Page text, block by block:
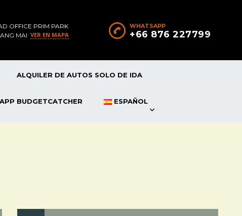
WHATSAPP
+66 876 227799
OFFICE PRIM PARK
MAI VER EN MAPA
ALQUILER DE AUTOS SOLO DE IDA
BUDGETCATCHER ESPAÑOL